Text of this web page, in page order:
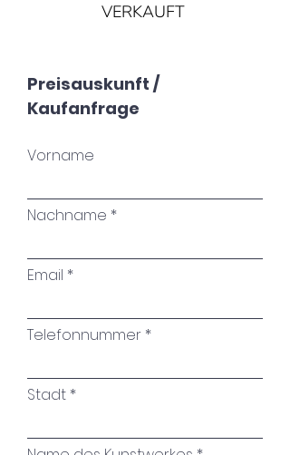
VERKAUFT
Preisauskunft /
Kaufanfrage
Vorname
Nachname
Email
Telefonnummer
Stadt